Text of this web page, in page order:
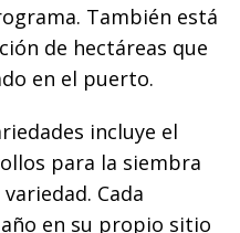
También está
de hectáreas que
en el puerto.
incluye el
para la siembra
Cada
en su propio sitio